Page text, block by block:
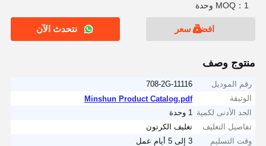
MOQ：1 وحدة
افضل سعر نتحدث الآن
منتوج وصف
رقم الموديل
708-2G-11116
الوثيقة
Minshun Product Catalog.pdf
الحد الأدنى لكمية
1 وحدة
تفاصيل التغليف
تغليف الكرتون
وقت التسليم
3 إلى 5 أيام عمل